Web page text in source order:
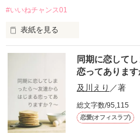
2019.3.27    総合順位2位 獲得
皆さまありがとうございます。
裏切りの運命を変え、真実の愛
なろう、アルファポリスでも掲
2026.6.12 完結しました。
皆様ありがとうございます。
#いいねチャンス01
表紙を見る
松嶋菜莉《まつしまなり》25歳
大成商事　海外事業部営業補佐
✖️
久世翔太郎《くぜしょうたろう》
大成商事　海外事業部営業
同期に恋して
恋ってあります
及川えり ／著
総文字数/95,115
恋愛(オフィスラブ)